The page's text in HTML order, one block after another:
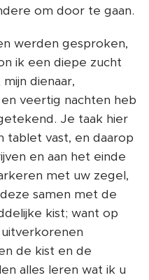
om door te gaan.
werden gesproken,
ik een diepe zucht
dienaar,
veertig nachten heb
Je taak hier
tablet vast, en daarop
en aan het einde
met uw zegel,
samen met de
kist; want op
de kist en de
alles leren wat ik u